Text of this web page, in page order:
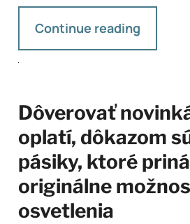
Continue reading
Dôverovať
oplatí, dôkazom
pásiky, ktoré
originálne
osvetlenia